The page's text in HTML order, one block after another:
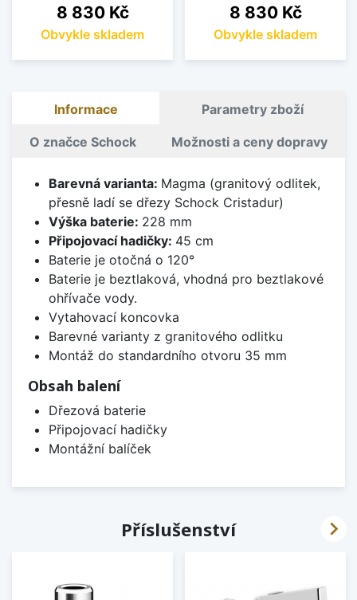
Cena
8 830 Kč
Obvykle skladem
Cena
8 830 Kč
Obvykle skladem
Informace Parametry zboží
O značce Schock Možnosti a ceny dopravy
Barevná varianta: Magma (granitový odlitek,
přesně ladí se dřezy Schock Cristadur)
Výška baterie: 228 mm
Připojovací hadičky: 45 cm
Baterie je otočná o 120°
Baterie je beztlaková, vhodná pro beztlakové
ohřívače vody.
Vytahovací koncovka
Barevné varianty z granitového odlitku
Montáž do standardního otvoru 35 mm
Obsah balení
Dřezová baterie
Připojovací hadičky
Montážní balíček
Příslušenství 